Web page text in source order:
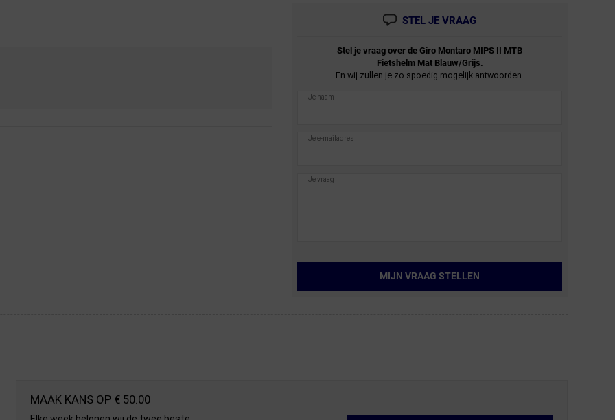
STEL JE VRAAG
Stel je vraag over deGiro Montaro MIPS II MTB
Fietshelm Mat Blauw/Grijs.
En wij zullen je zo spoedig mogelijk antwoorden.
MIJN VRAAG STELLEN
MAAK KANS OP € 50.00